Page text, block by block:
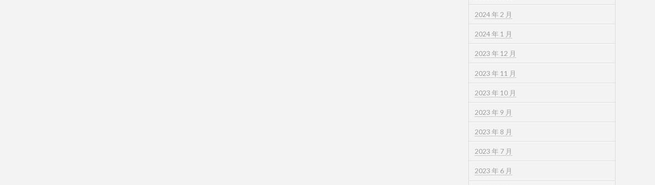
2024 年 2 月
2024 年 1 月
2023 年 12 月
2023 年 11 月
2023 年 10 月
2023 年 9 月
2023 年 8 月
2023 年 7 月
2023 年 6 月